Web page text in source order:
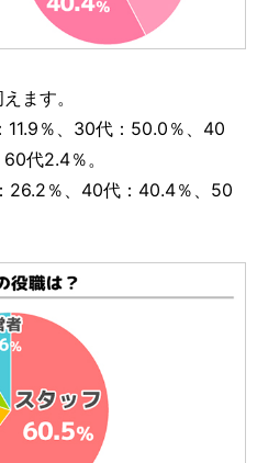
ます。
11.9％、30代：50.0％、40
代2.4％。
26.2％、40代：40.4％、50